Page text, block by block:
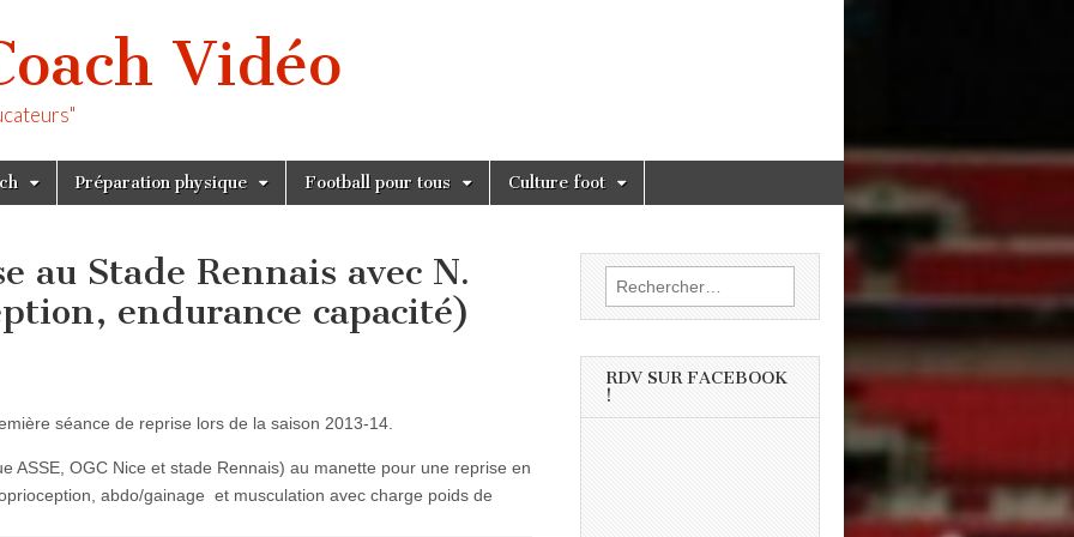
Vidéo
Préparation physique Football pour tous Culture foot
au Stade Rennais avec N.
endurance capacité)
séance de reprise lors de la saison 2013-14.
ASSE, OGC Nice et stade Rennais) au manette pour une reprise en
abdo/gainage et musculation avec charge poids de
Rechercher :
RDV SUR FACEBOOK
!